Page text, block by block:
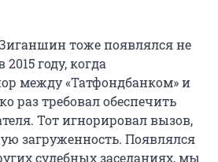
тоже появлялся не
году, когда
между «Татфондбанком» и
раз требовал обеспечить
Тот игнорировал вызов,
загруженность. Появлялся
судебных заседаниях, мы